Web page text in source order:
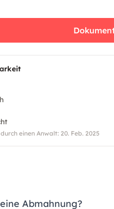
einen Anwalt: 20. Feb. 2025
Abmahnung?